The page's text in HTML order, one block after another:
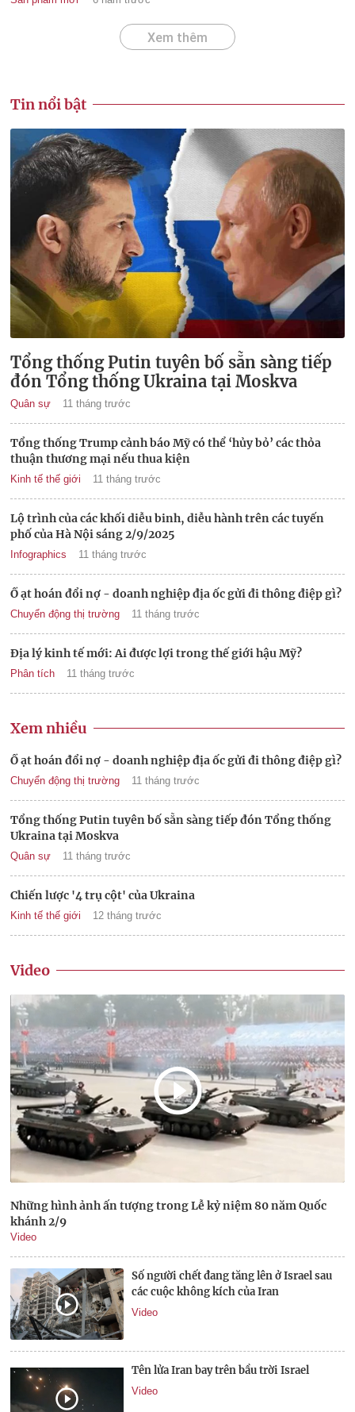
Xem thêm
Tin nổi bật
Tổng thống Putin tuyên bố sẵn sàng tiếp
đón Tổng thống Ukraina tại Moskva
Quân sự 11 tháng trước
Tổng thống Trump cảnh báo Mỹ có thể ‘hủy bỏ’ các thỏa
thuận thương mại nếu thua kiện
Kinh tế thế giới 11 tháng trước
Lộ trình của các khối diễu binh, diễu hành trên các tuyến
phố của Hà Nội sáng 2/9/2025
Infographics 11 tháng trước
Ồ ạt hoán đổi nợ - doanh nghiệp địa ốc gửi đi thông điệp gì?
Chuyển động thị trường 11 tháng trước
Địa lý kinh tế mới: Ai được lợi trong thế giới hậu Mỹ?
Phân tích 11 tháng trước
Xem nhiều
Ồ ạt hoán đổi nợ - doanh nghiệp địa ốc gửi đi thông điệp gì?
Chuyển động thị trường 11 tháng trước
Tổng thống Putin tuyên bố sẵn sàng tiếp đón Tổng thống
Ukraina tại Moskva
Quân sự 11 tháng trước
Chiến lược '4 trụ cột' của Ukraina
Kinh tế thế giới 12 tháng trước
Video
Những hình ảnh ấn tượng trong Lễ kỷ niệm 80 năm Quốc
khánh 2/9
Video
Số người chết đang tăng lên ở Israel sau
các cuộc không kích của Iran
Video
Tên lửa Iran bay trên bầu trời Israel
Video